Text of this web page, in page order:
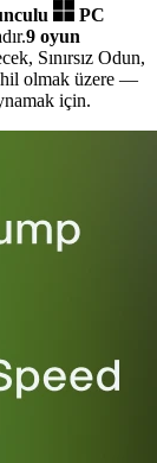
PC
9 oyun
Sınırsız Odun,
olmak üzere —
için.